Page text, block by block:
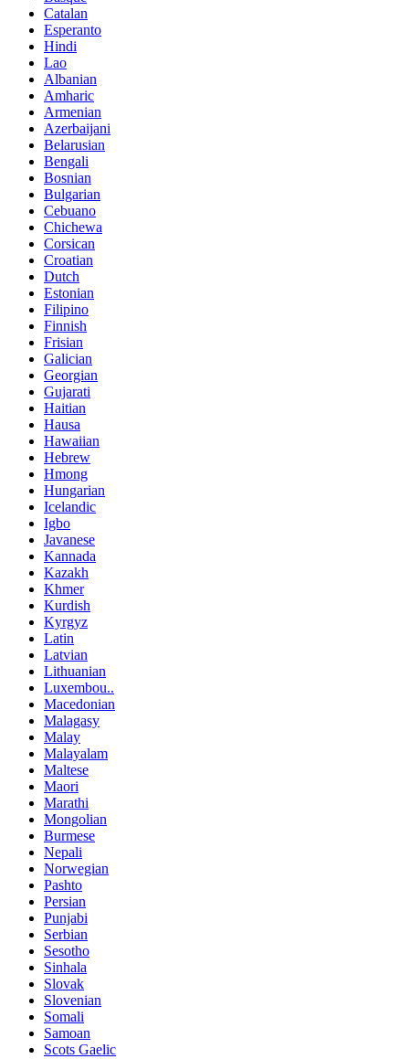
Catalan
Esperanto
Hindi
Lao
Albanian
Amharic
Armenian
Azerbaijani
Belarusian
Bengali
Bosnian
Bulgarian
Cebuano
Chichewa
Corsican
Croatian
Dutch
Estonian
Filipino
Finnish
Frisian
Galician
Georgian
Gujarati
Haitian
Hausa
Hawaiian
Hebrew
Hmong
Hungarian
Icelandic
Igbo
Javanese
Kannada
Kazakh
Khmer
Kurdish
Kyrgyz
Latin
Latvian
Lithuanian
Luxembou..
Macedonian
Malagasy
Malay
Malayalam
Maltese
Maori
Marathi
Mongolian
Burmese
Nepali
Norwegian
Pashto
Persian
Punjabi
Serbian
Sesotho
Sinhala
Slovak
Slovenian
Somali
Samoan
Scots Gaelic